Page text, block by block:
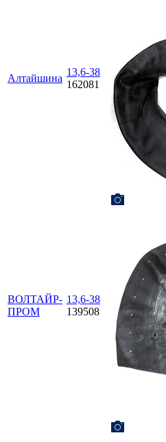
Алтайшина
13,6-38
162081
ВОЛТАЙР-
ПРОМ
13,6-38
139508